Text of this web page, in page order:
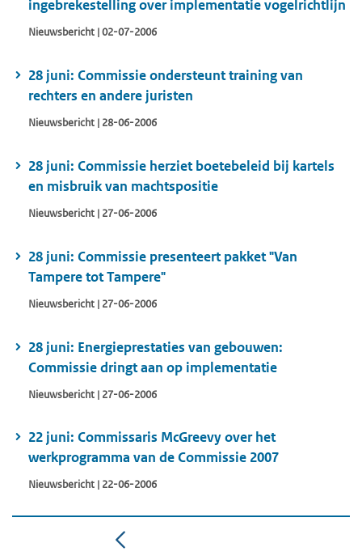
ingebrekestelling over implementatie vogelrichtlijn
Nieuwsbericht | 02-07-2006
28 juni: Commissie ondersteunt training van
rechters en andere juristen
Nieuwsbericht | 28-06-2006
28 juni: Commissie herziet boetebeleid bij kartels
en misbruik van machtspositie
Nieuwsbericht | 27-06-2006
28 juni: Commissie presenteert pakket "Van
Tampere tot Tampere"
Nieuwsbericht | 27-06-2006
28 juni: Energieprestaties van gebouwen:
Commissie dringt aan op implementatie
Nieuwsbericht | 27-06-2006
22 juni: Commissaris McGreevy over het
werkprogramma van de Commissie 2007
Nieuwsbericht | 22-06-2006